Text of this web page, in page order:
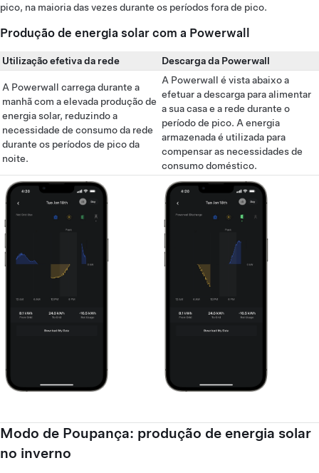
pico, na maioria das vezes durante os períodos fora de pico.
Produção de energia solar com a Powerwall
Utilização efetiva da rede Descarga da Powerwall
A Powerwall carrega durante a
manhã com a elevada produção de
energia solar, reduzindo a
necessidade de consumo da rede
durante os períodos de pico da
noite.
A Powerwall é vista abaixo a
efetuar a descarga para alimentar
a sua casa e a rede durante o
período de pico. A energia
armazenada é utilizada para
compensar as necessidades de
consumo doméstico.
Modo de Poupança: produção de energia solar
no inverno